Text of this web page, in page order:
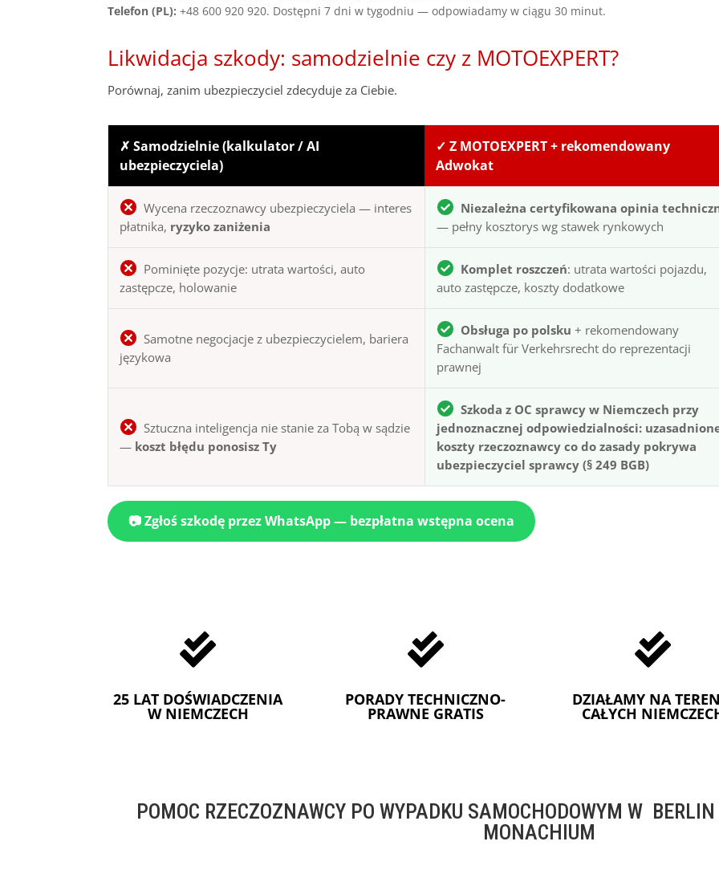
Telefon (PL): +48 600 920 920. Dostępni 7 dni w tygodniu — odpowiadamy w ciągu 30 minut.
Likwidacja szkody: samodzielnie czy z MOTOEXPERT?
Porównaj, zanim ubezpieczyciel zdecyduje za Ciebie.
✗ Samodzielnie (kalkulator / AI
ubezpieczyciela)
✓ Z MOTOEXPERT + rekomendowany
Adwokat
Wycena rzeczoznawcy ubezpieczyciela — interes
płatnika, ryzyko zaniżenia
Niezależna certyfikowana opinia
— pełny kosztorys wg stawek rynkowych
Pominięte pozycje: utrata wartości, auto
zastępcze, holowanie
Komplet roszczeń: utrata wartości pojazdu,
auto zastępcze, koszty dodatkowe
Samotne negocjacje z ubezpieczycielem, bariera
językowa
Obsługa po polsku + rekomendowany
Fachanwalt für Verkehrsrecht do reprezentacji
prawnej
Sztuczna inteligencja nie stanie za Tobą w sądzie
— koszt błędu ponosisz Ty
Szkoda z OC sprawcy w Niemczech przy
jednoznacznej odpowiedzialności:
koszty rzeczoznawcy co do zasady pokrywa
ubezpieczyciel sprawcy (§ 249 BGB)
📷 Zgłoś szkodę przez WhatsApp — bezpłatna wstępna ocena

25 LAT DOŚWIADCZENIA
W NIEMCZECH

PORADY TECHNICZNO-
PRAWNE GRATIS

DZIAŁAMY NA
CAŁYCH
POMOC RZECZOZNAWCY PO WYPADKU SAMOCHODOWYM W
MONACHIUM